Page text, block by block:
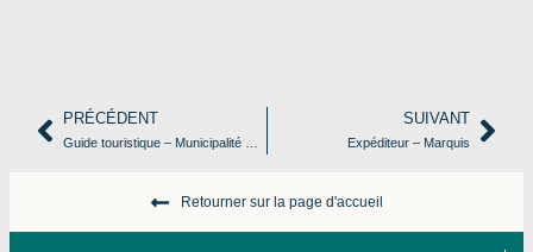
PRÉCÉDENT SUIVANT
Expéditeur – Marquis
Retourner sur la page d'accueil